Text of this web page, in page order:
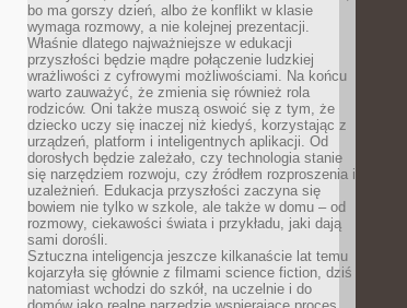
bo ma gorszy dzień, albo że konflikt w klasie
wymaga rozmowy, a nie kolejnej prezentacji.
Właśnie dlatego najważniejsze w edukacji
przyszłości będzie mądre połączenie ludzkiej
wrażliwości z cyfrowymi możliwościami. Na końcu
warto zauważyć, że zmienia się również rola
rodziców. Oni także muszą oswoić się z tym, że
dziecko uczy się inaczej niż kiedyś, korzystając z
urządzeń, platform i inteligentnych aplikacji. Od
dorosłych będzie zależało, czy technologia stanie
się narzędziem rozwoju, czy źródłem rozproszenia i
uzależnień. Edukacja przyszłości zaczyna się
bowiem nie tylko w szkole, ale także w domu – od
rozmowy, ciekawości świata i przykładu, jaki dają
sami dorośli.
Sztuczna inteligencja jeszcze kilkanaście lat temu
kojarzyła się głównie z filmami science fiction, dziś
natomiast wchodzi do szkół, na uczelnie i do